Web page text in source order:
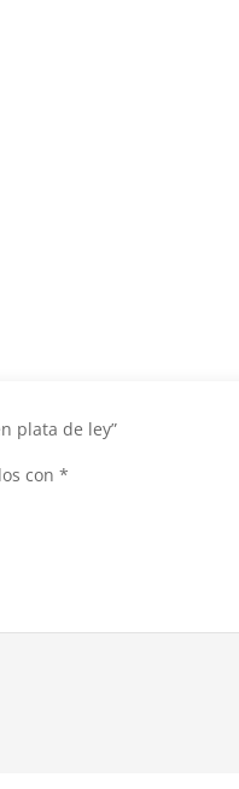
plata de ley”
con *